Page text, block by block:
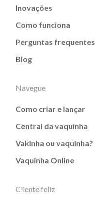
Inovações
Como funciona
Perguntas frequentes
Blog
Navegue
Como criar e lançar
Central da vaquinha
Vakinha ou vaquinha?
Vaquinha Online
Cliente feliz